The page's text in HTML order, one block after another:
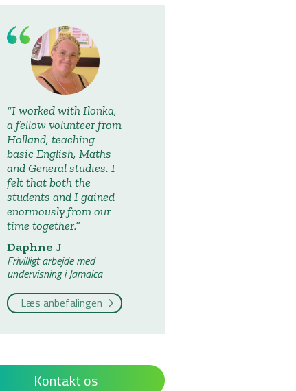
I worked with Ilonka,
a fellow volunteer from
Holland, teaching
basic English, Maths
and General studies. I
felt that both the
students and I gained
enormously from our
time together.
Daphne J
Frivilligt arbejde med
undervisning i Jamaica
Læs anbefalingen
Kontakt os